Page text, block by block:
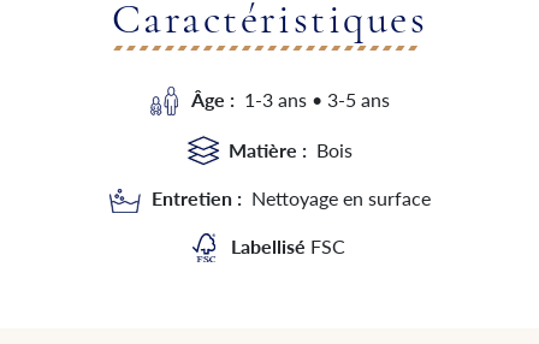
Caractéristiques
Âge : 1-3 ans • 3-5 ans
Matière : Bois
Entretien : Nettoyage en surface
Labellisé FSC